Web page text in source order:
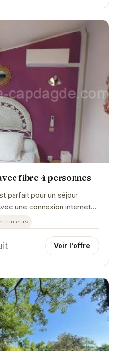
fibre 4 personnes
parfait pour un séjour
une connexion internet
rester connecté tout...
fumeurs
Voir l'offre